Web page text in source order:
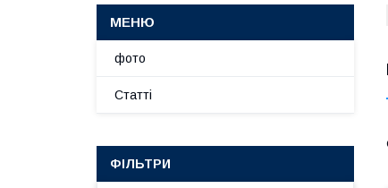
фото
Статті
ФІЛЬТРИ